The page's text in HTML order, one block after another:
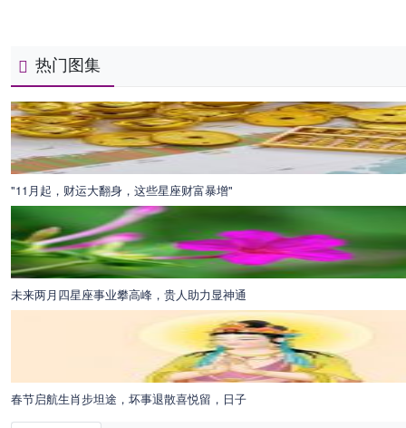
热门图集
"11月起，财运大翻身，这些星座财富暴增"
未来两月四星座事业攀高峰，贵人助力显神通
春节启航生肖步坦途，坏事退散喜悦留，日子